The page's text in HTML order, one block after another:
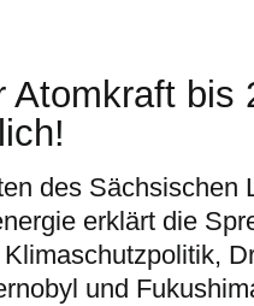
Atomkraft bis
des Sächsischen
erklärt die
und